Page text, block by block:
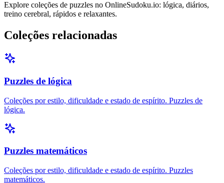
Explore coleções de puzzles no OnlineSudoku.io: lógica, diários,
treino cerebral, rápidos e relaxantes.
Coleções relacionadas
Puzzles de lógica
Coleções por estilo, dificuldade e estado de espírito. Puzzles de
lógica.
Puzzles matemáticos
Coleções por estilo, dificuldade e estado de espírito. Puzzles
matemáticos.